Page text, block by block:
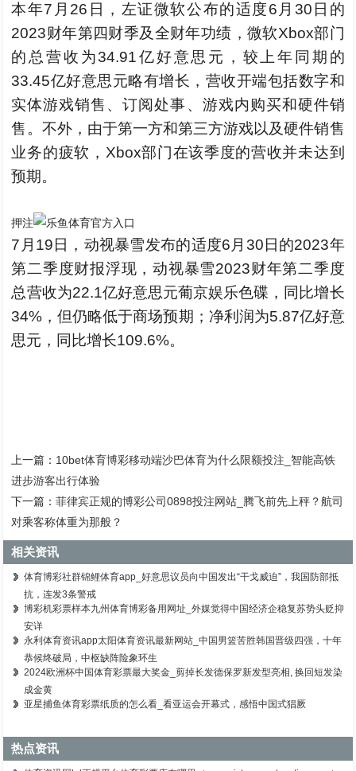
本年7月26日，左证微软公布的适度6月30日的
2023财年第四财季及全财年功绩，微软Xbox部门
的总营收为34.91亿好意思元，较上年同期的
33.45亿好意思元略有增长，营收开端包括数字和
实体游戏销售、订阅处事、游戏内购买和硬件销
售。不外，由于第一方和第三方游戏以及硬件销售
业务的疲软，Xbox部门在该季度的营收并未达到
预期。
押注
7月19日，动视暴雪发布的适度6月30日的2023年
第二季度财报浮现，动视暴雪2023财年第二季度
总营收为22.1亿好意思元葡京娱乐色碟，同比增长
34%，但仍略低于商场预期；净利润为5.87亿好意
思元，同比增长109.6%。
上一篇： 10bet体育博彩移动端沙巴体育为什么限额投注_智能高铁
进步游客出行体验
下一篇：菲律宾正规的博彩公司0898投注网站_腾飞前先上秤？航司
对乘客称体重为那般？
相关资讯
体育博彩社群锦鲤体育app_好意思议员向中国发出“干戈威迫”，我国防部抵
抗，连发3条警戒
博彩机彩票样本九州体育博彩备用网址_外媒觉得中国经济企稳复苏势头贬抑
安详
永利体育资讯app太阳体育资讯最新网站_中国男篮苦胜韩国晋级四强，十年
恭候终破局，中枢缺阵险象环生
2024欧洲杯中国体育彩票最大奖金_剪掉长发德保罗新发型亮相, 换回短发染
成金黄
亚星捕鱼体育彩票纸质的怎么看_看亚运会开幕式，感悟中国式猖厥
热点资讯